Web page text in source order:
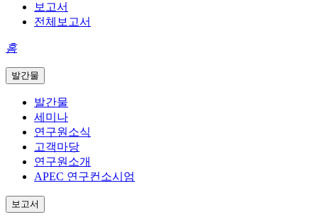
보고서
전체보고서
홈
발간물
발간물
세미나
연구원소식
고객마당
연구원소개
APEC 연구컨소시엄
보고서